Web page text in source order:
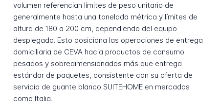
volumen referencian límites de peso unitario de
generalmente hasta una tonelada métrica y límites de
altura de 180 a 200 cm, dependiendo del equipo
desplegado. Esto posiciona las operaciones de entrega
domiciliaria de CEVA hacia productos de consumo
pesados y sobredimensionados más que entrega
estándar de paquetes, consistente con su oferta de
servicio de guante blanco SUITEHOME en mercados
como Italia.